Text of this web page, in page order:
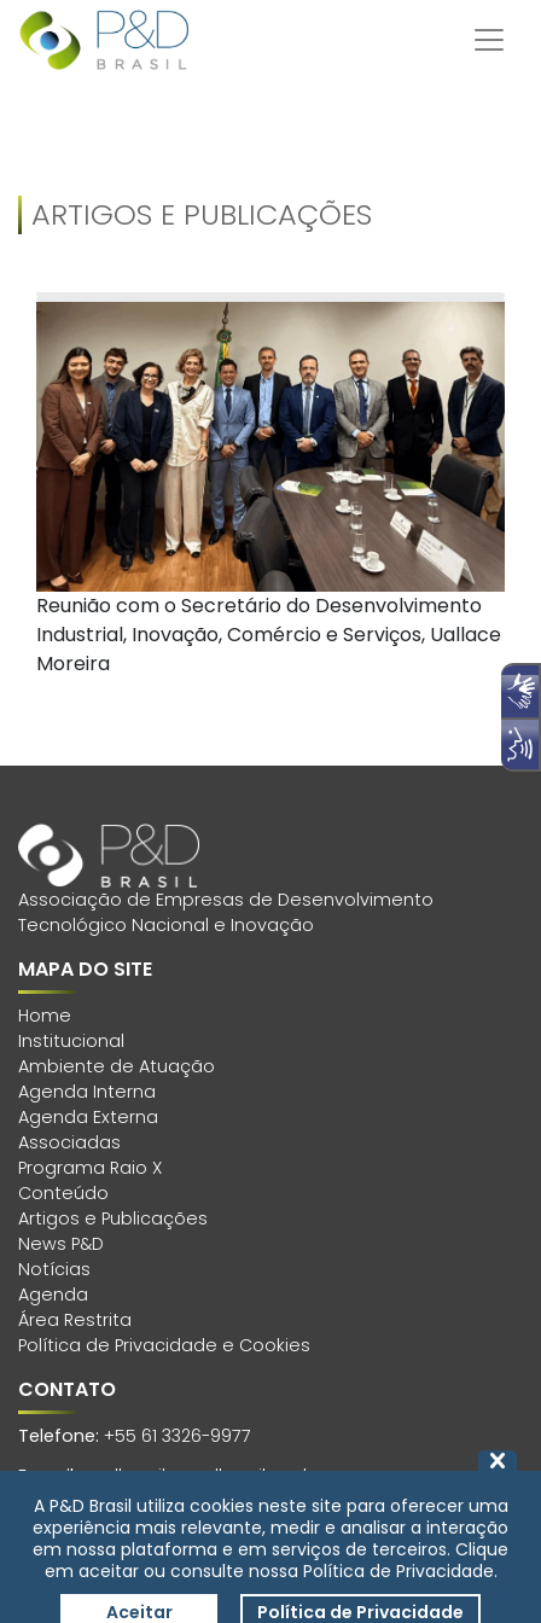
ARTIGOS E PUBLICAÇÕES
Reunião com o Secretário do Desenvolvimento
Industrial, Inovação, Comércio e Serviços, Uallace
Moreira
Associação de Empresas de Desenvolvimento
Tecnológico Nacional e Inovação
MAPA DO SITE
Home
Institucional
Ambiente de Atuação
Agenda Interna
Agenda Externa
Associadas
Programa Raio X
Conteúdo
Artigos e Publicações
News P&D
Notícias
Agenda
Área Restrita
Política de Privacidade e Cookies
CONTATO
Telefone: +55 61 3326-9977
E-mail: pedbrasil@pedbrasil.org.br
Endereço:
SCS, Quadra 01, Bloco H, Edifício Morro Vermelho, 6º andar,
Sala 601 Asa Sul, Brasília-DF, CEP 70399-900
A P&D Brasil utiliza cookies neste site para oferecer uma
experiência mais relevante, medir e analisar a interação
em nossa plataforma e em serviços de terceiros. Clique
em aceitar ou consulte nossa Política de Privacidade.
Aceitar
Política de Privacidade